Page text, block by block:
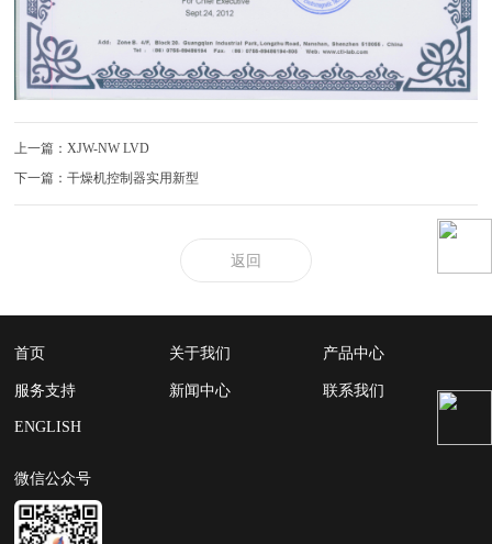
上一篇：XJW-NW LVD
下一篇：干燥机控制器实用新型
返回
首页 关于我们 产品中心
服务支持 新闻中心 联系我们
ENGLISH
微信公众号